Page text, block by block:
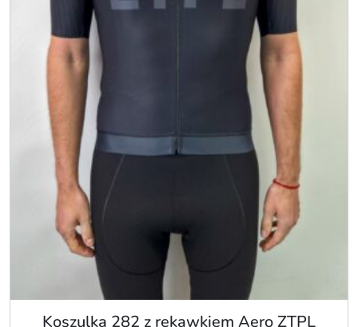
Koszulka 282 z rękawkiem Aero ZTPL